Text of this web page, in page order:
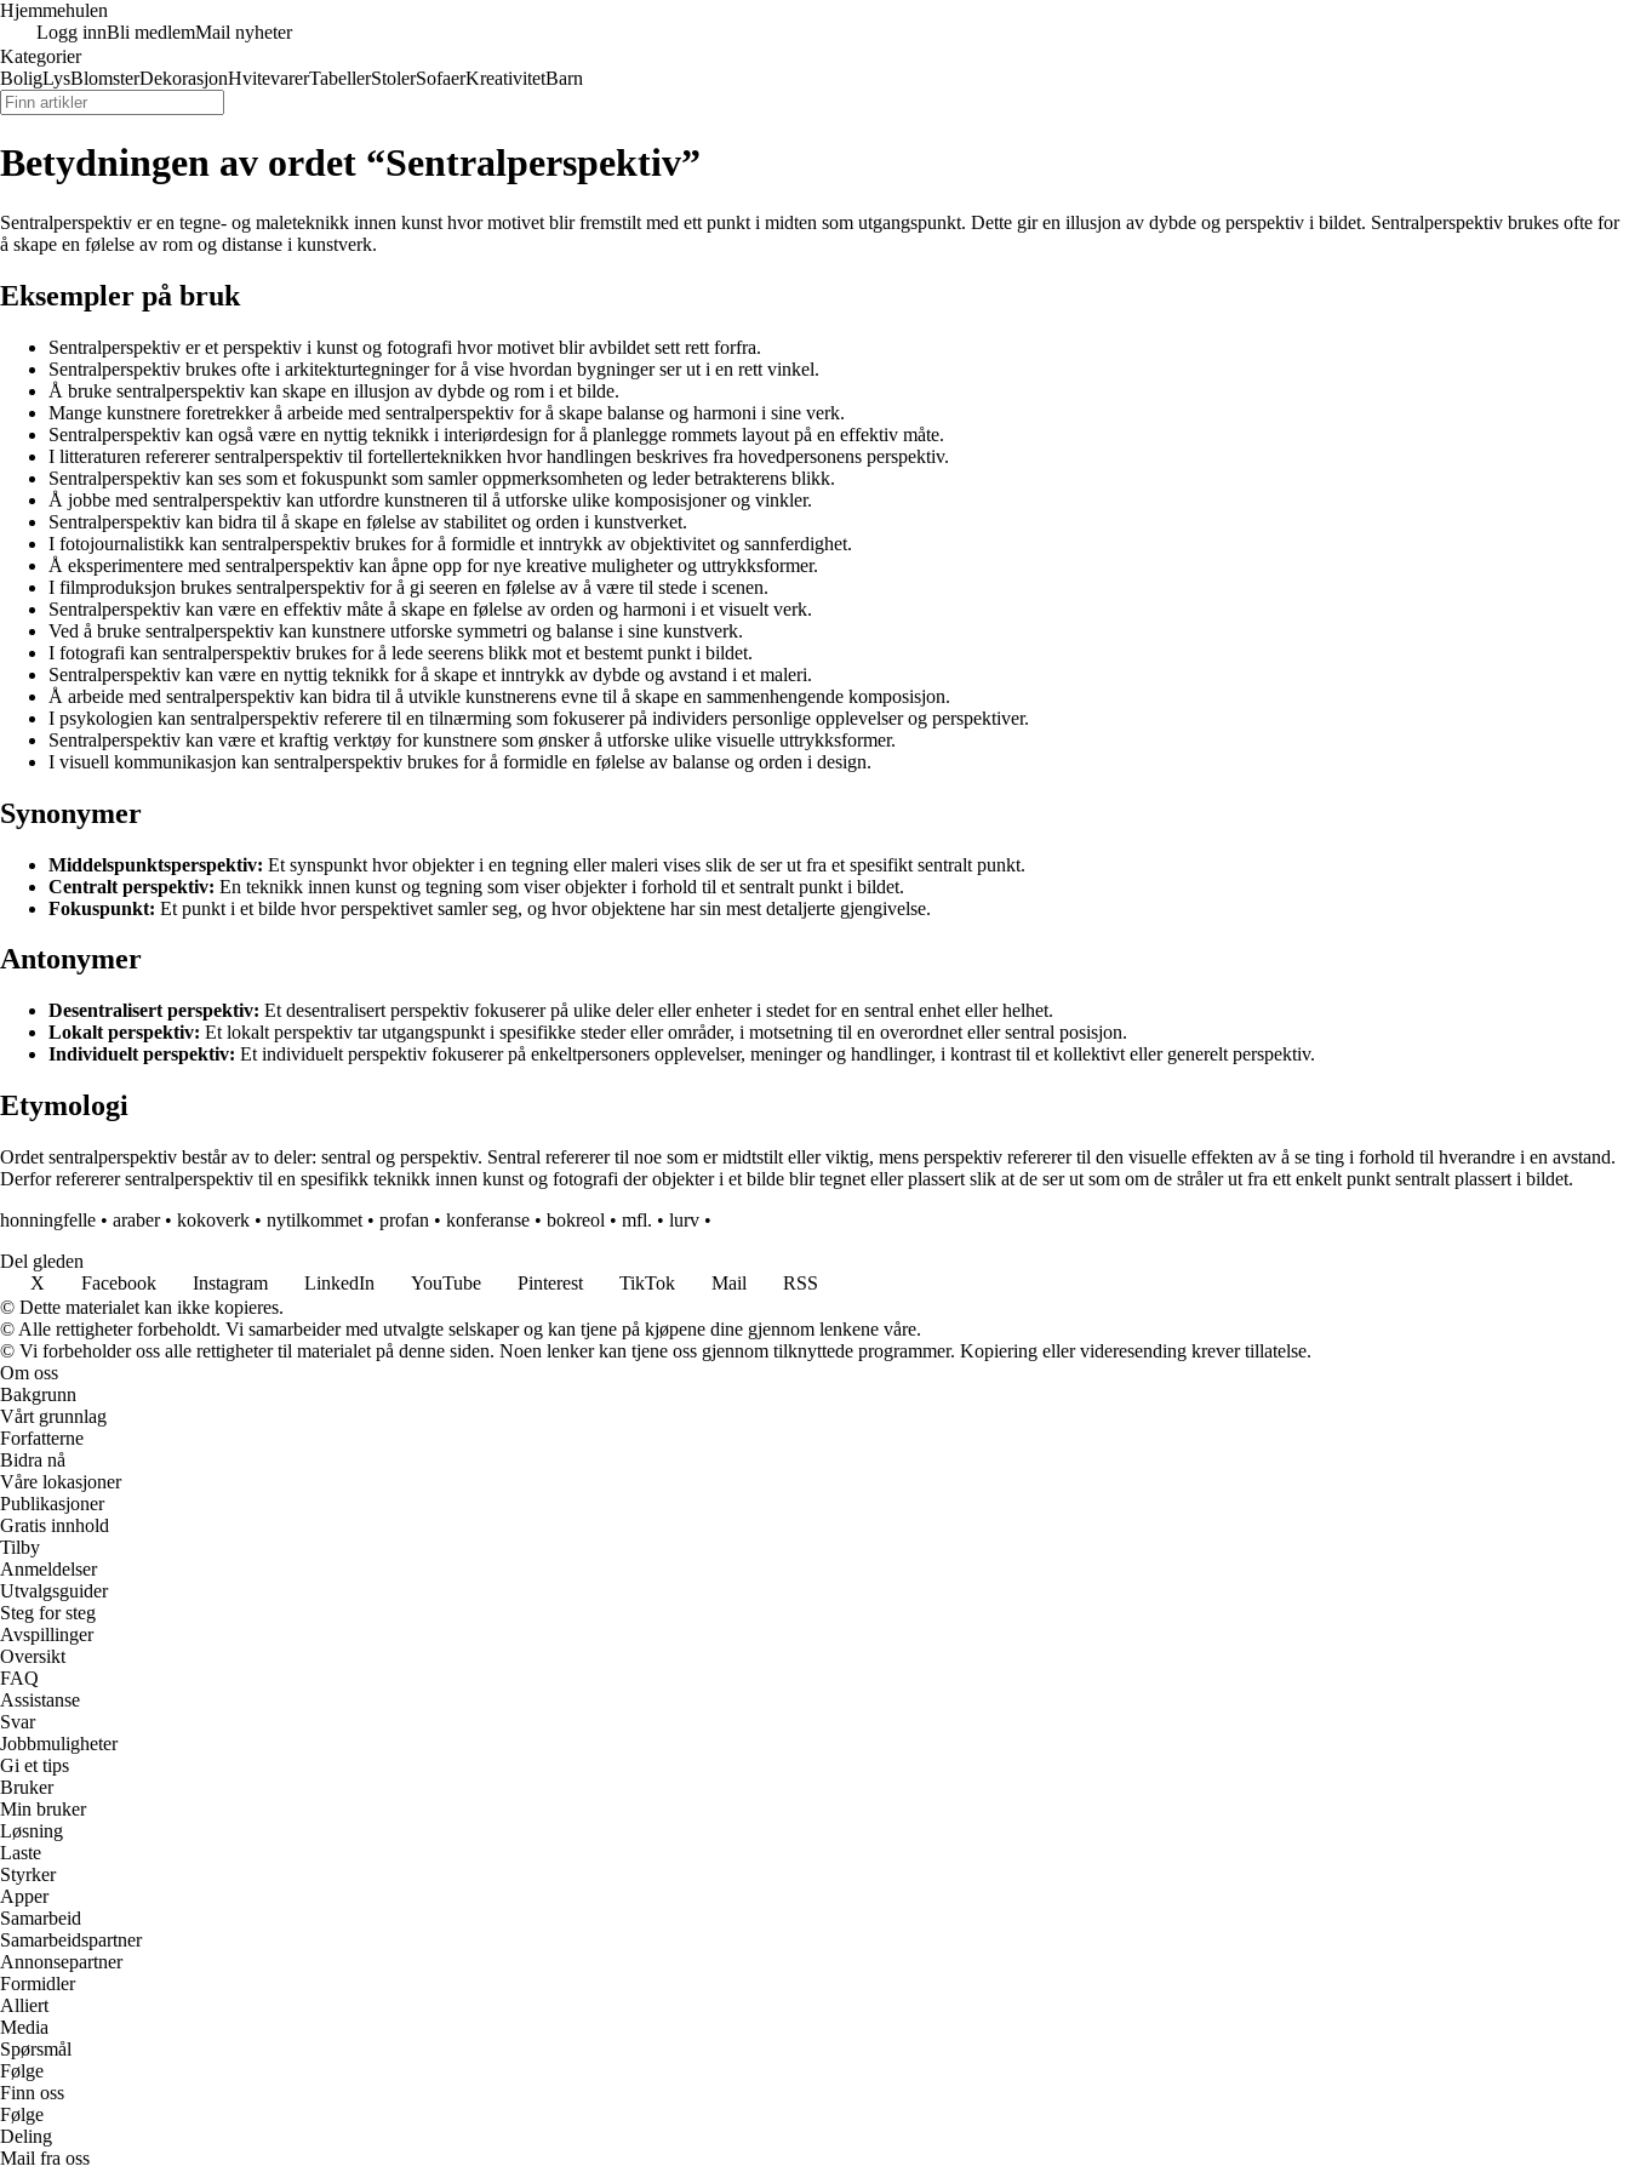
Hjemmehulen
Logg innBli medlemMail nyheter
Kategorier
BoligLysBlomsterDekorasjonHvitevarerTabellerStolerSofaerKreativitetBarn
Betydningen av ordet “Sentralperspektiv”
Sentralperspektiv er en tegne- og maleteknikk innen kunst hvor motivet blir fremstilt med ett punkt i midten som utgangspunkt. Dette gir en illusjon av dybde og perspektiv i bildet. Sentralperspektiv brukes ofte for
å skape en følelse av rom og distanse i kunstverk.
Eksempler på bruk
Sentralperspektiv er et perspektiv i kunst og fotografi hvor motivet blir avbildet sett rett forfra.
Sentralperspektiv brukes ofte i arkitekturtegninger for å vise hvordan bygninger ser ut i en rett vinkel.
Å bruke sentralperspektiv kan skape en illusjon av dybde og rom i et bilde.
Mange kunstnere foretrekker å arbeide med sentralperspektiv for å skape balanse og harmoni i sine verk.
Sentralperspektiv kan også være en nyttig teknikk i interiørdesign for å planlegge rommets layout på en effektiv måte.
I litteraturen refererer sentralperspektiv til fortellerteknikken hvor handlingen beskrives fra hovedpersonens perspektiv.
Sentralperspektiv kan ses som et fokuspunkt som samler oppmerksomheten og leder betrakterens blikk.
Å jobbe med sentralperspektiv kan utfordre kunstneren til å utforske ulike komposisjoner og vinkler.
Sentralperspektiv kan bidra til å skape en følelse av stabilitet og orden i kunstverket.
I fotojournalistikk kan sentralperspektiv brukes for å formidle et inntrykk av objektivitet og sannferdighet.
Å eksperimentere med sentralperspektiv kan åpne opp for nye kreative muligheter og uttrykksformer.
I filmproduksjon brukes sentralperspektiv for å gi seeren en følelse av å være til stede i scenen.
Sentralperspektiv kan være en effektiv måte å skape en følelse av orden og harmoni i et visuelt verk.
Ved å bruke sentralperspektiv kan kunstnere utforske symmetri og balanse i sine kunstverk.
I fotografi kan sentralperspektiv brukes for å lede seerens blikk mot et bestemt punkt i bildet.
Sentralperspektiv kan være en nyttig teknikk for å skape et inntrykk av dybde og avstand i et maleri.
Å arbeide med sentralperspektiv kan bidra til å utvikle kunstnerens evne til å skape en sammenhengende komposisjon.
I psykologien kan sentralperspektiv referere til en tilnærming som fokuserer på individers personlige opplevelser og perspektiver.
Sentralperspektiv kan være et kraftig verktøy for kunstnere som ønsker å utforske ulike visuelle uttrykksformer.
I visuell kommunikasjon kan sentralperspektiv brukes for å formidle en følelse av balanse og orden i design.
Synonymer
Middelspunktsperspektiv: Et synspunkt hvor objekter i en tegning eller maleri vises slik de ser ut fra et spesifikt sentralt punkt.
Centralt perspektiv: En teknikk innen kunst og tegning som viser objekter i forhold til et sentralt punkt i bildet.
Fokuspunkt: Et punkt i et bilde hvor perspektivet samler seg, og hvor objektene har sin mest detaljerte gjengivelse.
Antonymer
Desentralisert perspektiv: Et desentralisert perspektiv fokuserer på ulike deler eller enheter i stedet for en sentral enhet eller helhet.
Lokalt perspektiv: Et lokalt perspektiv tar utgangspunkt i spesifikke steder eller områder, i motsetning til en overordnet eller sentral posisjon.
Individuelt perspektiv: Et individuelt perspektiv fokuserer på enkeltpersoners opplevelser, meninger og handlinger, i kontrast til et kollektivt eller generelt perspektiv.
Etymologi
Ordet sentralperspektiv består av to deler: sentral og perspektiv. Sentral refererer til noe som er midtstilt eller viktig, mens perspektiv refererer til den visuelle effekten av å se ting i forhold til hverandre i en avstand.
Derfor refererer sentralperspektiv til en spesifikk teknikk innen kunst og fotografi der objekter i et bilde blir tegnet eller plassert slik at de ser ut som om de stråler ut fra ett enkelt punkt sentralt plassert i bildet.
honningfelle • araber• kokoverk • nytilkommet • profan • konferanse • bokreol • mfl. • lurv •
Del gleden
X
Facebook Instagram LinkedIn YouTube Pinterest TikTok Mail
RSS
© Dette materialet kan ikke kopieres.
© Alle rettigheter forbeholdt. Vi samarbeider med utvalgte selskaper og kan tjene på kjøpene dine gjennom lenkene våre.
© Vi forbeholder oss alle rettigheter til materialet på denne siden. Noen lenker kan tjene oss gjennom tilknyttede programmer. Kopiering eller videresending krever tillatelse.
Om oss
Bakgrunn
Vårt grunnlag
Forfatterne
Bidra nå
Våre lokasjoner
Publikasjoner
Gratis innhold
Tilby
Anmeldelser
Utvalgsguider
Steg for steg
Avspillinger
Oversikt
FAQ
Assistanse
Svar
Jobbmuligheter
Gi et tips
Bruker
Min bruker
Løsning
Laste
Styrker
Apper
Samarbeid
Samarbeidspartner
Annonsepartner
Formidler
Alliert
Media
Spørsmål
Følge
Finn oss
Følge
Deling
Mail fra oss